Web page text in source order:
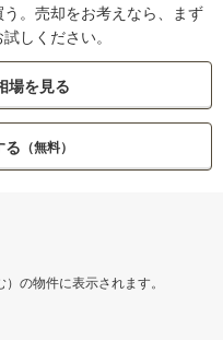
。売却をお考えなら、まず
しください。
場を見る
る （無料）
の物件に表示されます。